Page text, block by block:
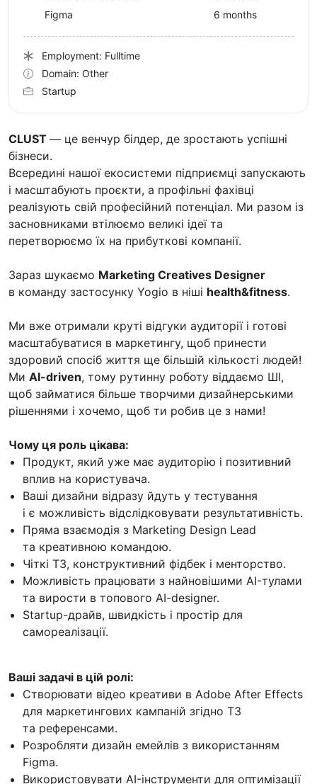
CLUST — це венчур білдер, де зростають успішні
бізнеси.
Всередині нашої екосистеми підприємці запускають
і масштабують проєкти, а профільні фахівці
реалізують свій професійний потенціал. Ми разом із
засновниками втілюємо великі ідеї та
перетворюємо їх на прибуткові компанії.
Зараз шукаємо Marketing Creatives Designer
в команду застосунку Yogio в ніші health&fitness.
Ми вже отримали круті відгуки аудиторії і готові
масштабуватися в маркетингу, щоб принести
здоровий спосіб життя ще більшій кількості людей!
Ми AI-driven, тому рутинну роботу віддаємо ШІ,
щоб займатися більше творчими дизайнерськими
рішеннями і хочемо, щоб ти робив це з нами!
Чому ця роль цікава:
Продукт, який уже має аудиторію і позитивний
вплив на користувача.
Ваші дизайни відразу йдуть у тестування
і є можливість відслідковувати результативність.
Пряма взаємодія з Marketing Design Lead
та креативною командою.
Чіткі ТЗ, конструктивний фідбек і менторство.
Можливість працювати з найновішими AI-тулами
та вирости в топового AI-designer.
Startup-драйв, швидкість і простір для
самореалізації.
Ваші задачі в цій ролі:
Створювати відео креативи в Adobe After Effects
для маркетингових кампаній згідно ТЗ
та референсами.
Розробляти дизайн емейлів з використанням
Figma.
Використовувати AI-інструменти для оптимізації
Figma
6 months
Employment: Fulltime
Domain: Other
Startup